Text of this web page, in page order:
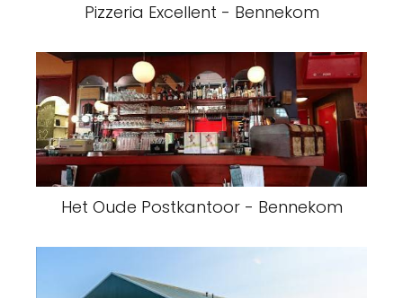
Pizzeria Excellent - Bennekom
Het Oude Postkantoor - Bennekom